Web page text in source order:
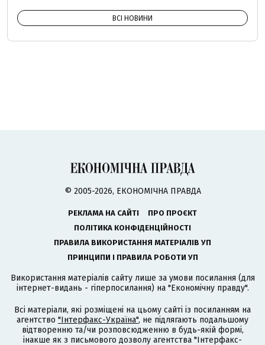
ВСІ НОВИНИ
© 2005-2026, ЕКОНОМІЧНА ПРАВДА
РЕКЛАМА НА САЙТІ
ПРО ПРОЄКТ
ПОЛІТИКА КОНФІДЕНЦІЙНОСТІ
ПРАВИЛА ВИКОРИСТАННЯ МАТЕРІАЛІВ УП
ПРИНЦИПИ І ПРАВИЛА РОБОТИ УП
Використання матеріалів сайту лише за умови посилання (для
інтернет-видань - гіперпосилання) на "Економічну правду".
Всі матеріали, які розміщені на цьому сайті із посиланням на
агентство "Інтерфакс-Україна", не підлягають подальшому
відтворенню та/чи розповсюдженню в будь-якій формі,
інакше як з письмового дозволу агентства "Інтерфакс-